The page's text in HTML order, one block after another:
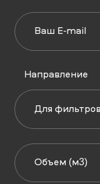
Направление